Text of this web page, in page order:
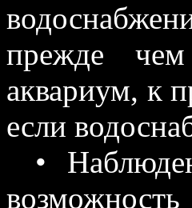
прежде
аквариум, к
если
•